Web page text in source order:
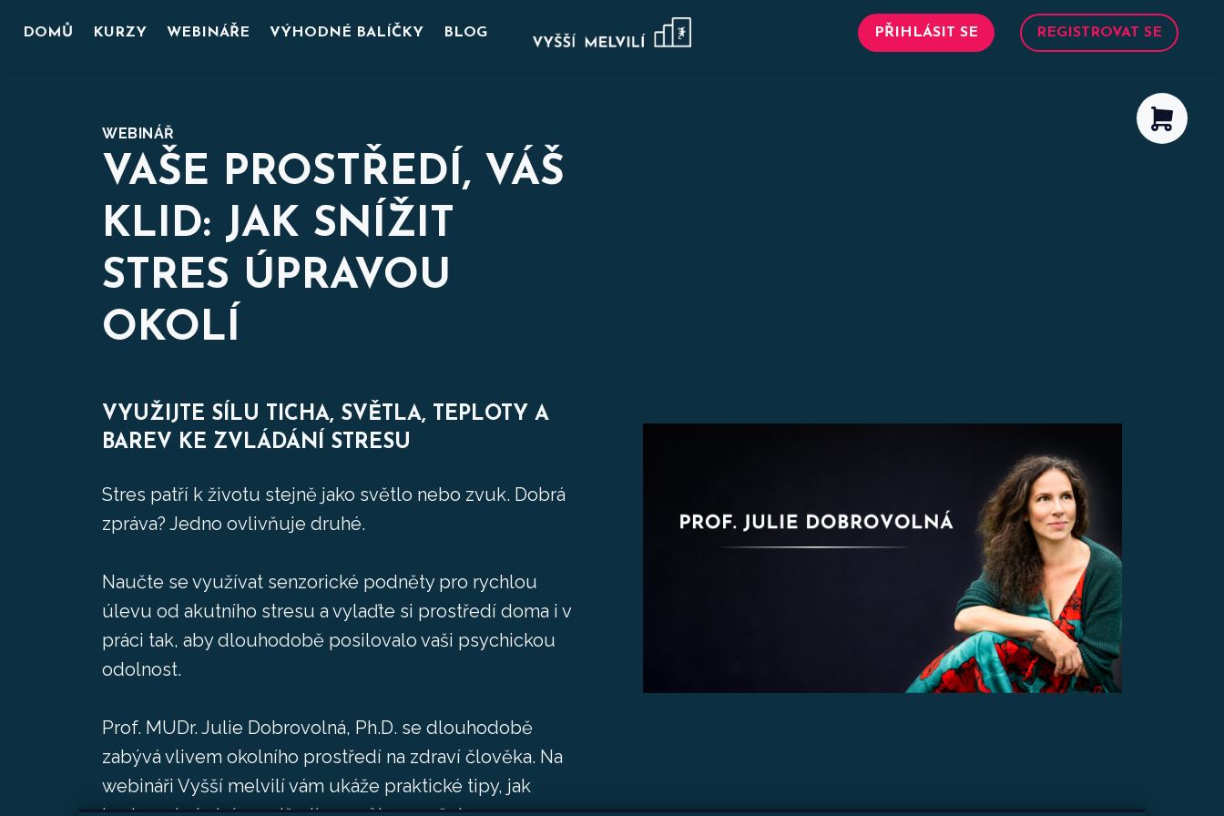
DOMŮ KURZY WEBINÁŘE VÝHODNÉ BALÍČKY BLOG PŘIHLÁSIT SE REGISTROVAT SE
WEBINÁŘ
VAŠE PROSTŘEDÍ, VÁŠ
KLID: JAK SNÍŽIT
STRES ÚPRAVOU
OKOLÍ
VYUŽIJTE SÍLU TICHA, SVĚTLA, TEPLOTY A
BAREV KE ZVLÁDÁNÍ STRESU
Stres patří k životu stejně jako světlo nebo zvuk. Dobrá
zpráva? Jedno ovlivňuje druhé.
Naučte se využívat senzorické podněty pro rychlou
úlevu od akutního stresu a vylaďte si prostředí doma i v
práci tak, aby dlouhodobě posilovalo vaši psychickou
odolnost.
Prof. MUDr. Julie Dobrovolná, Ph.D. se dlouhodobě
zabývá vlivem okolního prostředí na zdraví člověka. Na
webináři Vyšší melvilí vám ukáže praktické tipy, jak